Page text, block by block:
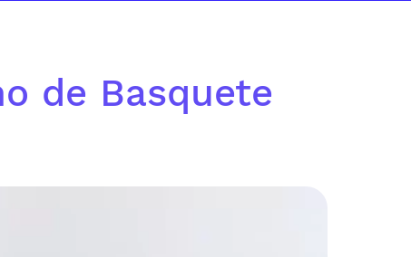
de Basquete